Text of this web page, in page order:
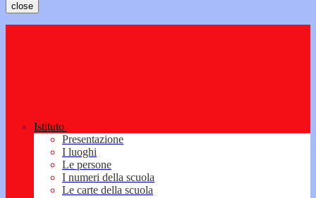
close
Istituto
Presentazione
I luoghi
Le persone
I numeri della scuola
Le carte della scuola